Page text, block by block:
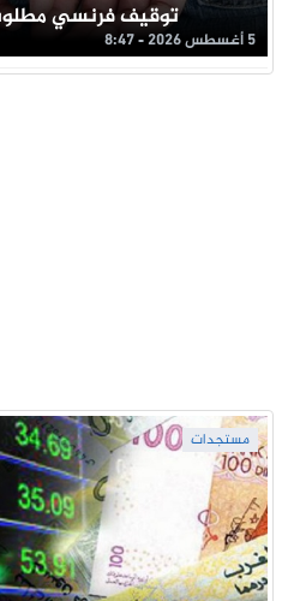
توقيف فرنسي
5 أغسطس 2026 - 8:47
مستجدات